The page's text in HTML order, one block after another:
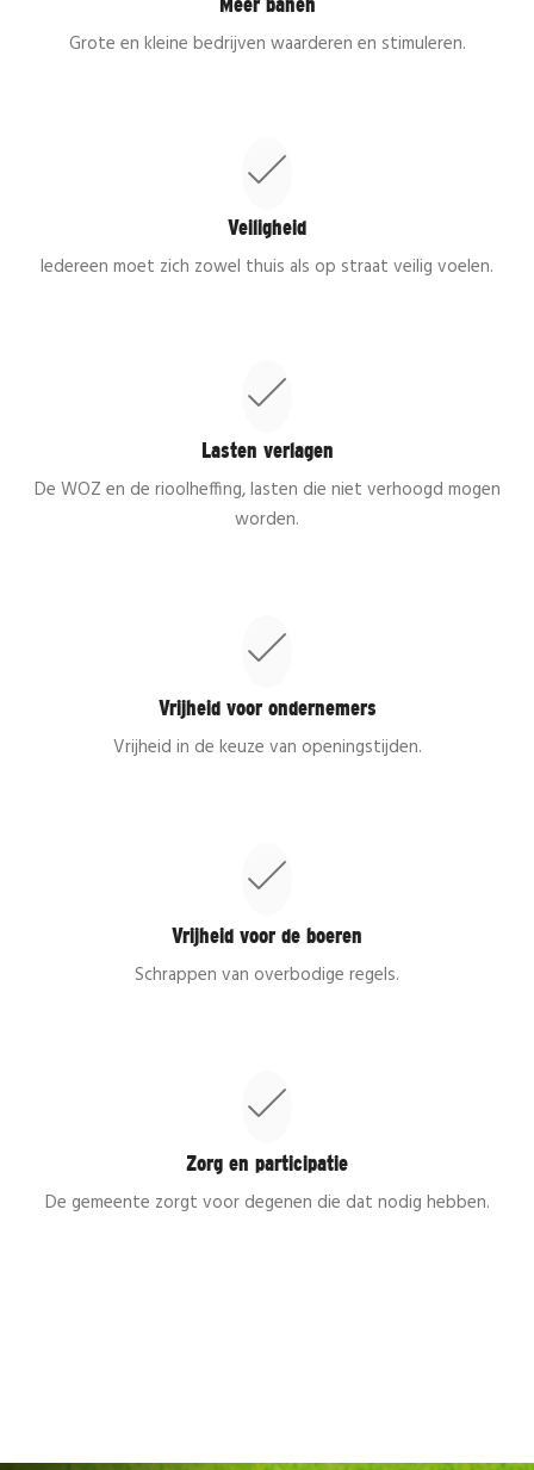
Meer banen
Grote en kleine bedrijven waarderen en stimuleren.
Veiligheid
Iedereen moet zich zowel thuis als op straat veilig voelen.
Lasten verlagen
De WOZ en de rioolheffing, lasten die niet verhoogd mogen
worden.
Vrijheid voor ondernemers
Vrijheid in de keuze van openingstijden.
Vrijheid voor de boeren
Schrappen van overbodige regels.
Zorg en participatie
De gemeente zorgt voor degenen die dat nodig hebben.